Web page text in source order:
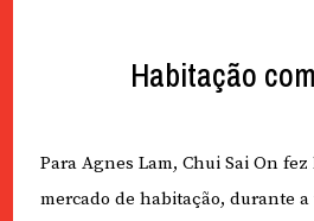
Habitação
Para Agnes Lam, Chui Sai On
mercado de habitação, durante a